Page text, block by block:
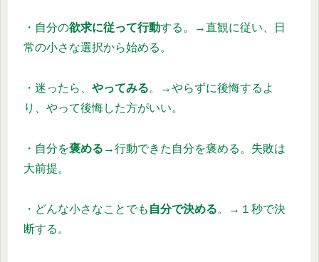
・自分の欲求に従って行動する。→直観に従い、日
常の小さな選択から始める。
・迷ったら、 やってみる。→やらずに後悔するよ
り、やって後悔した方がいい。
・自分を褒める →行動できた自分を褒める。失敗は
大前提。
・どんな小さなことでも 自分で決める。→１秒で決
断する。